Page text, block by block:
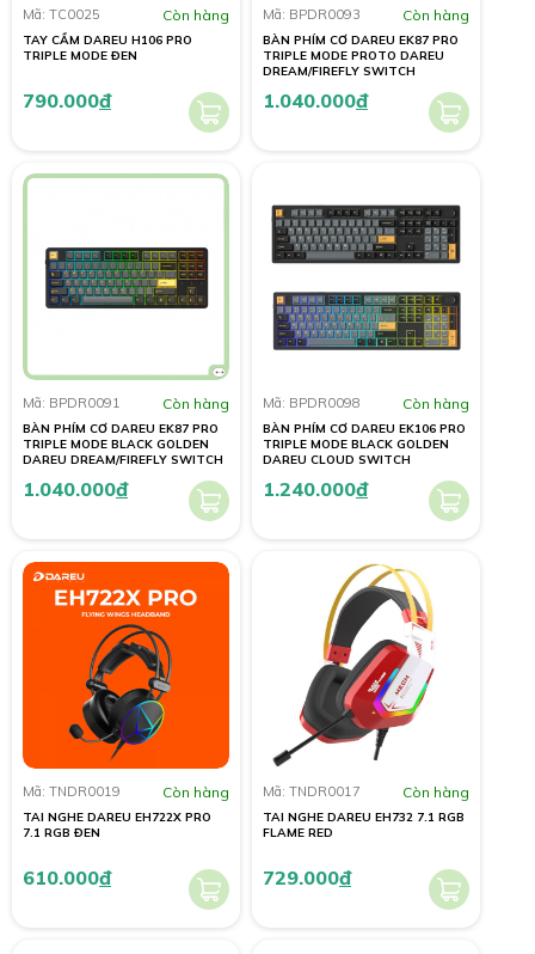
Mã: TC0025 Còn hàng
TAY CẦM DAREU H106 PRO
TRIPLE MODE ĐEN
790.000đ
Mã: BPDR0093 Còn hàng
BÀN PHÍM CƠ DAREU EK87 PRO
TRIPLE MODE PROTO DAREU
DREAM/FIREFLY SWITCH
1.040.000đ
Mã: BPDR0091 Còn hàng
BÀN PHÍM CƠ DAREU EK87 PRO
TRIPLE MODE BLACK GOLDEN
DAREU DREAM/FIREFLY SWITCH
1.040.000đ
Mã: BPDR0098 Còn hàng
BÀN PHÍM CƠ DAREU EK106 PRO
TRIPLE MODE BLACK GOLDEN
DAREU CLOUD SWITCH
1.240.000đ
Mã: TNDR0019 Còn hàng
TAI NGHE DAREU EH722X PRO
7.1 RGB ĐEN
610.000đ
Mã: TNDR0017 Còn hàng
TAI NGHE DAREU EH732 7.1 RGB
FLAME RED
729.000đ